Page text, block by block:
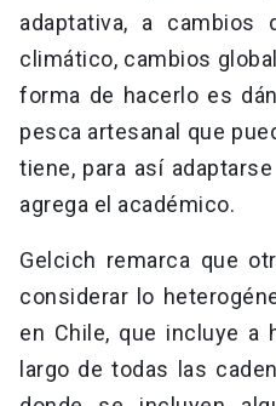
adaptativa, a cambios
climático, cambios
forma de hacerlo es
pesca artesanal que
tiene, para así
agrega el académico.
Gelcich remarca que
considerar lo
en Chile, que incluye a
largo de todas las